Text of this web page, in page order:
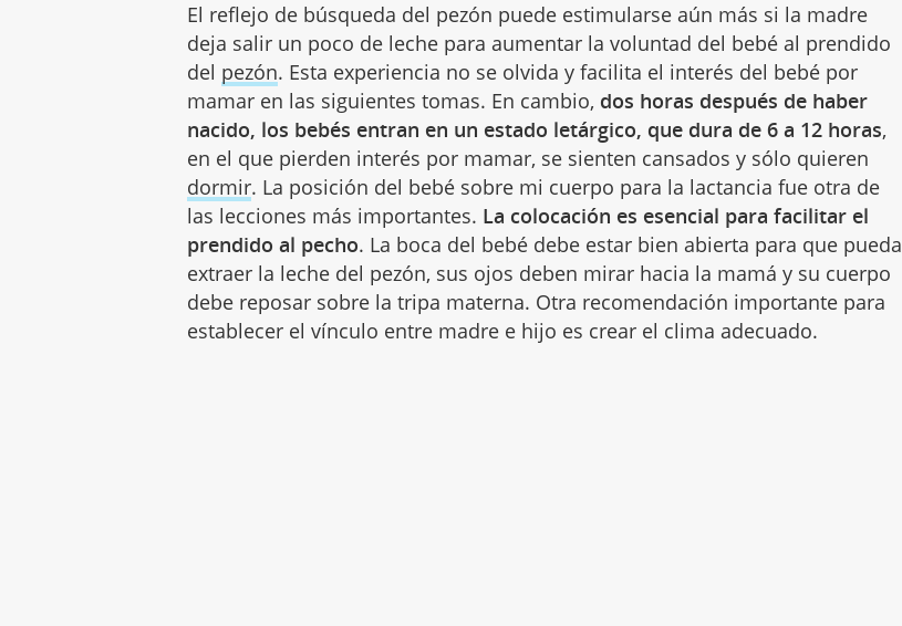
El reflejo de búsqueda del pezón puede estimularse aún más si la madre
deja salir un poco de leche para aumentar la voluntad del bebé al prendido
del pezón. Esta experiencia no se olvida y facilita el interés del bebé por
mamar en las siguientes tomas. En cambio, dos horas después de haber
nacido, los bebés entran en un estado letárgico, que dura de 6 a 12 horas,
en el que pierden interés por mamar, se sienten cansados y sólo quieren
dormir. La posición del bebé sobre mi cuerpo para la lactancia fue otra de
las lecciones más importantes. La colocación es esencial para facilitar el
prendido al pecho. La boca del bebé debe estar bien abierta para que pueda
extraer la leche del pezón, sus ojos deben mirar hacia la mamá y su cuerpo
debe reposar sobre la tripa materna. Otra recomendación importante para
establecer el vínculo entre madre e hijo es crear el clima adecuado.